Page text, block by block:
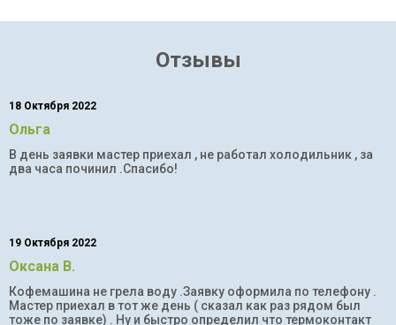
Отзывы
18 Октября 2022
Ольга
В день заявки мастер приехал , не работал холодильник , за
два часа починил .Спасибо!
19 Октября 2022
Оксана В.
Кофемашина не грела воду .Заявку оформила по телефону .
Мастер приехал в тот же день ( сказал как раз рядом был
тоже по заявке) . Ну и быстро определил что термоконтакт